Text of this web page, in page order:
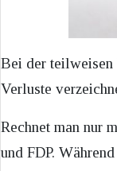
Bei der teilweisen
Verluste
Rechnet man nur
und FDP.